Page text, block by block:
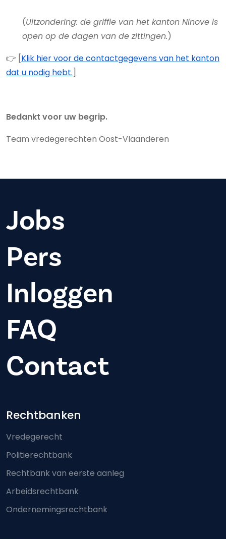
(Uitzondering: de griffie van het kanton Ninove is
open op de dagen van de zittingen.)
👉 [Klik hier voor de contactgegevens van het kanton
dat u nodig hebt.]
Bedankt voor uw begrip.
Team vredegerechten Oost-Vlaanderen
Jobs
Pers
Inloggen
FAQ
Contact
Footer-menu
Rechtbanken
Vredegerecht
Politierechtbank
Rechtbank van eerste aanleg
Arbeidsrechtbank
Ondernemingsrechtbank